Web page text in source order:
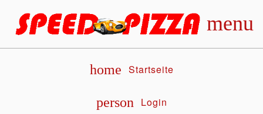
menu
home Startseite
person Login